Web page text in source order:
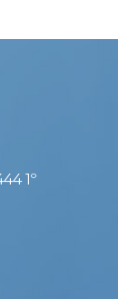
1º